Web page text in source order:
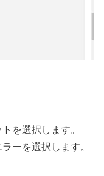
を選択します。
ーを選択します。